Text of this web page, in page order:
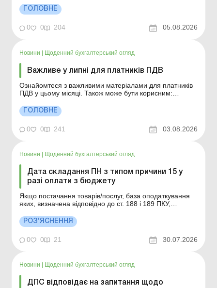
за порушення законодавства про працю
Неоподатковувані розміри доходів, які залежать від
МЗП та ПМ Також може бути корисним: Важливе у л...
ГОЛОВНЕ
0 0 204 05.08.2026
Новини | Щоденний бухгалтерський огляд
Важливе у липні для платників ПДВ
Ознайомтеся з важливими матеріалами для платників
ПДВ у цьому місяці. Також може бути корисним:
єдинників Важливе у липні для роботодавців
(Без-)поворотна фіндопомога: що з ПДВ – роз’яснює
ГОЛОВНЕ
0 0 241 03.08.2026
Новини | Щоденний бухгалтерський огляд
Дата складання ПН з типом причини 15 у
разі оплати з бюджету
Якщо постачання товарів/послуг, база оподаткування
яких, визначена відповідно до ст. 188 і 189 ПКУ,
послуг, здійснюється в одному звітному (податковому)
періоді, а оплата за такі товари/послуги здійснюється
за рахунок бюджетних коштів у наступних звіт...
РОЗ’ЯСНЕННЯ
0 0 21 30.07.2026
Новини Щоденний бухгалтерський огляд
ДПС відповідає на запитання щодо